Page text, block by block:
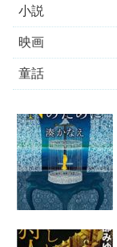
小説
映画
童話